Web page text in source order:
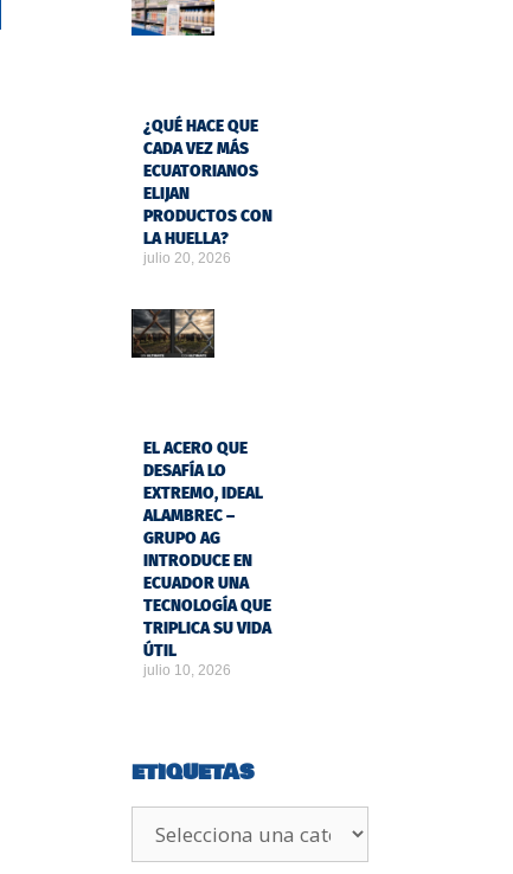
¿QUÉ HACE QUE
CADA VEZ MÁS
ECUATORIANOS
ELIJAN
PRODUCTOS CON
LA HUELLA?
julio 20, 2026
EL ACERO QUE
DESAFÍA LO
EXTREMO, IDEAL
ALAMBREC –
GRUPO AG
INTRODUCE EN
ECUADOR UNA
TECNOLOGÍA QUE
TRIPLICA SU VIDA
ÚTIL
julio 10, 2026
ETIQUETAS